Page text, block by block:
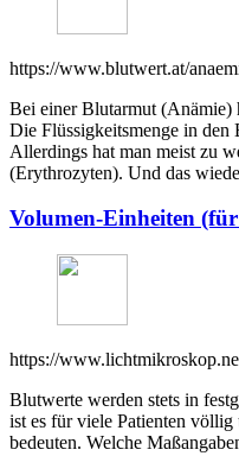
https://www.blutwert.at/
Bei einer Blutarmut (Anämie)
Die Flüssigkeitsmenge in den
Allerdings hat man meist zu
(Erythrozyten). Und das
Volumen-Einheiten
https://
Blutwerte werden stets in
ist es für viele Patienten
bedeuten. Welche